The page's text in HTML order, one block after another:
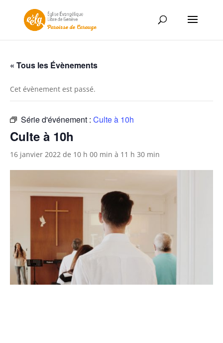
« Tous les Évènements
Cet évènement est passé.
Série d'événement : Culte à 10h
Culte à 10h
16 janvier 2022 de 10 h 00 min à 11 h 30 min